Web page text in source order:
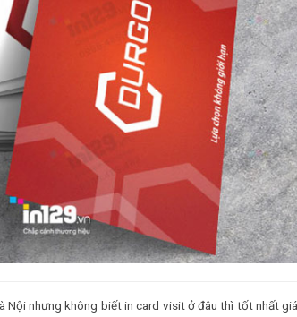
Nội nhưng không biết in card visit ở đâu thì tốt nhất